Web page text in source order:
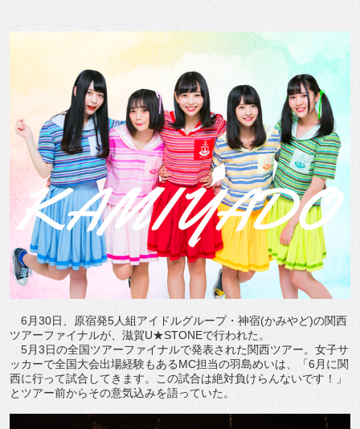
6月30日、原宿発5人組アイドルグループ・神宿(かみやど)の関西
ツアーファイナルが、滋賀U★STONEで行われた。
5月3日の全国ツアーファイナルで発表された関西ツアー。女子サ
ッカーで全国大会出場経験もあるMC担当の羽島めいは、「6月に関
西に行って試合してきます。この試合は絶対負けらんないです！」
とツアー前からその意気込みを語っていた。